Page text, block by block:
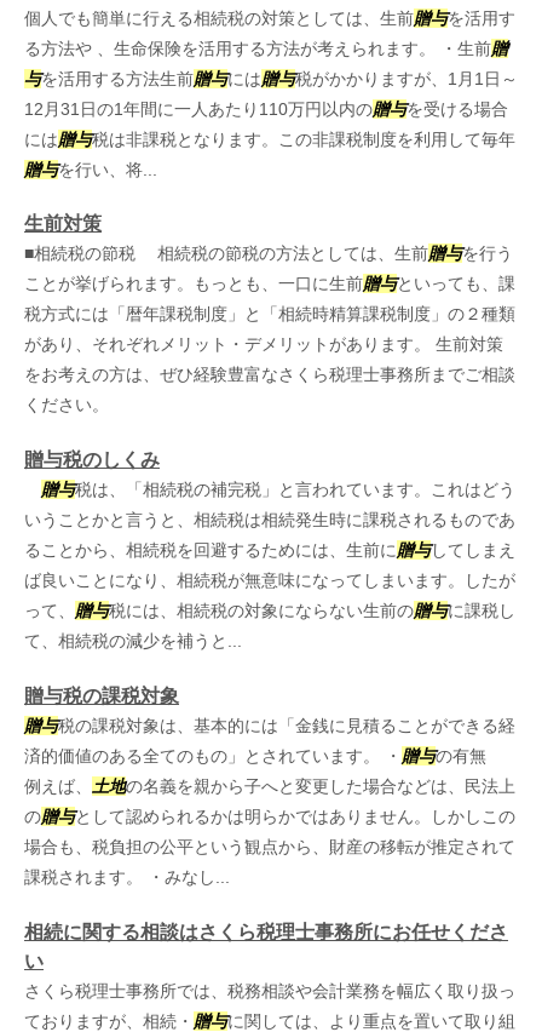
個人でも簡単に行える相続税の対策としては、生前贈与を活用す
る方法や 、生命保険を活用する方法が考えられます。 ・生前贈
与を活用する方法生前贈与には贈与税がかかりますが、1月1日～
12月31日の1年間に一人あたり110万円以内の贈与を受ける場合
には贈与税は非課税となります。この非課税制度を利用して毎年
贈与を行い、将...
生前対策
■相続税の節税 相続税の節税の方法としては、生前贈与を行う
ことが挙げられます。もっとも、一口に生前贈与といっても、課
税方式には「暦年課税制度」と「相続時精算課税制度」の２種類
があり、それぞれメリット・デメリットがあります。 生前対策
をお考えの方は、ぜひ経験豊富なさくら税理士事務所までご相談
ください。
贈与税のしくみ
贈与税は、「相続税の補完税」と言われています。これはどう
いうことかと言うと、相続税は相続発生時に課税されるものであ
ることから、相続税を回避するためには、生前に贈与してしまえ
ば良いことになり、相続税が無意味になってしまいます。したが
って、 贈与税には、相続税の対象にならない生前の贈与に課税し
て、相続税の減少を補うと...
贈与税の課税対象
贈与税の課税対象は、基本的には「金銭に見積ることができる経
済的価値のある全てのもの」とされています。 ・ 贈与の有無
例えば、
土地の名義を親から子へと変更した場合などは、民法上
の贈与として認められるかは明らかではありません。しかしこの
場合も、税負担の公平という観点から、財産の移転が推定されて
課税されます。 ・みなし...
相続に関する相談はさくら税理士事務所にお任せくださ
い
さくら税理士事務所では、税務相談や会計業務を幅広く取り扱っ
ておりますが、相続・ 贈与に関しては、より重点を置いて取り組